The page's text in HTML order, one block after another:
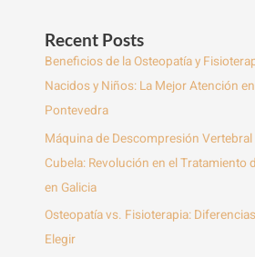
Recent Posts
Beneficios de la Osteopatía y
Nacidos y Niños: La Mejor Atención
Pontevedra
Máquina de Descompresión Vertebral
Cubela: Revolución en el Tratamiento
en Galicia
Osteopatía vs. Fisioterapia:
Elegir